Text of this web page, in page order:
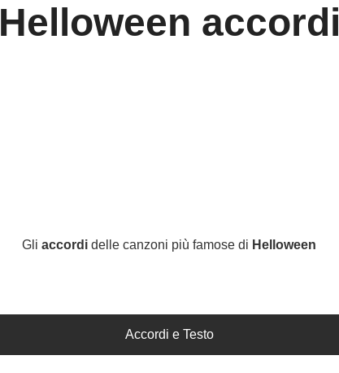
Helloween accordi
Gli accordi delle canzoni più famose di Helloween
Accordi e Testo